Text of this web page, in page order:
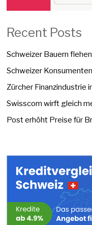
Recent Posts
Schweizer Bauern
Schweizer
Zürcher Finanzindustrie
Swisscom wirft gleich
Post erhöht Preise für